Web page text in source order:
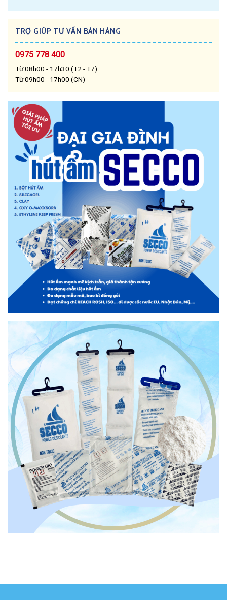
TRỢ GIÚP TƯ VẤN BÁN HÀNG
0975 778 400
Từ 08h00 - 17h30 (T2 - T7)
Từ 09h00 - 17h00 (CN)